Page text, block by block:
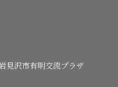
見沢市有明交流プラザ